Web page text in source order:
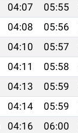
04:07 05:55
04:08 05:56
04:10 05:57
04:11 05:58
04:13 05:59
04:14 05:59
04:16 06:00